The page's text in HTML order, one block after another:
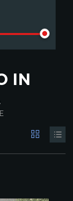
IN